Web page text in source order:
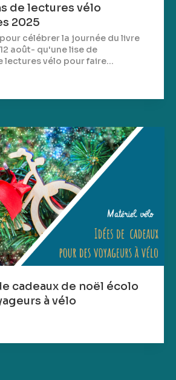
de lectures vélo
2025
célébrer la journée du livre
août- qu'une lise de
lectures vélo pour faire...
cadeaux de noël écolo
à vélo